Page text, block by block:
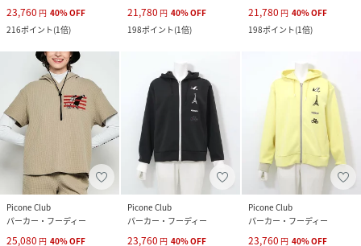
23,760 円 40%OFF
216ポイント(1倍)
21,780 円 40%OFF
198ポイント(1倍)
21,780 円 40%OFF
198ポイント(1倍)
Picone Club
パーカー・フーディー
25,080 円 40%OFF
Picone Club
パーカー・フーディー
23,760 円 40%OFF
Picone Club
パーカー・フーディー
23,760 円 40%OFF